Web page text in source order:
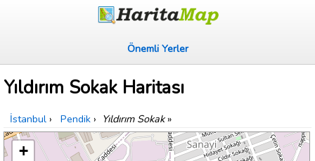
Önemli Yerler
Yıldırım Sokak Haritası
İstanbul › Pendik › Yıldırım Sokak»
+